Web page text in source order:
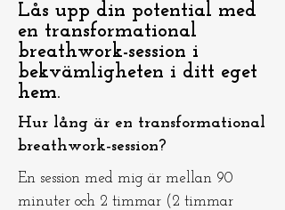
Lås upp din potential med
en transformational
breathwork-session i
bekvämligheten i ditt eget
hem.
Hur lång är en transformational
breathwork-session?
En session med mig är mellan 90
minuter och 2 timmar (2 timmar